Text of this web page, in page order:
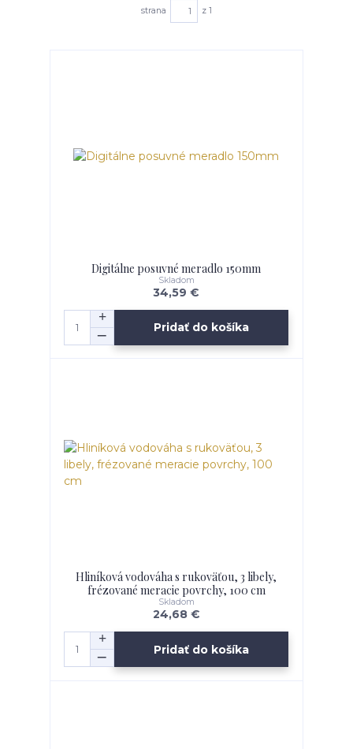
strana
z 1
Digitálne posuvné meradlo 150mm
34,59 €
Skladom
Pridať do košíka
Hliníková vodováha s rukoväťou, 3 libely,
frézované meracie povrchy, 100 cm
24,68 €
Skladom
Pridať do košíka